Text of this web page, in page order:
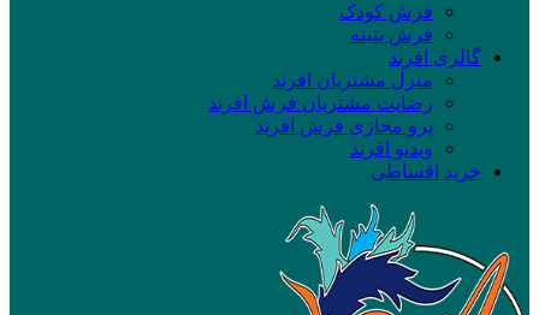
فرش کودک
فرش پتینه
گالری افرند
منزل مشتریان افرند
رضایت مشتریان فرش افرند
پرو مجازی فرش افرند
ویدیو افرند
خرید اقساطی